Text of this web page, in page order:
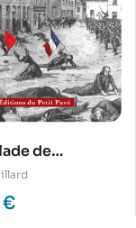
de
– Massacre
– 1er mai
€